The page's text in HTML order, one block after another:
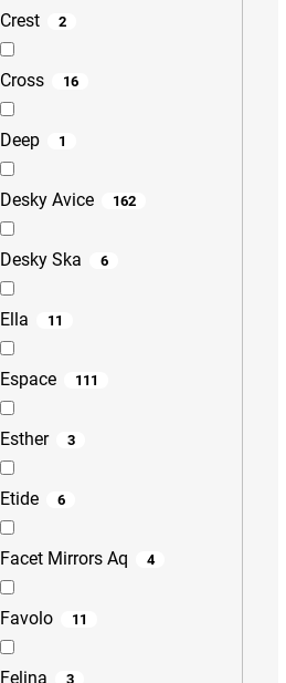
Crest 2
Cross 16
Deep 1
Desky Avice 162
Desky Ska 6
Ella 11
Espace 111
Esther 3
Etide 6
Facet Mirrors Aq 4
Favolo 11
Felina 3